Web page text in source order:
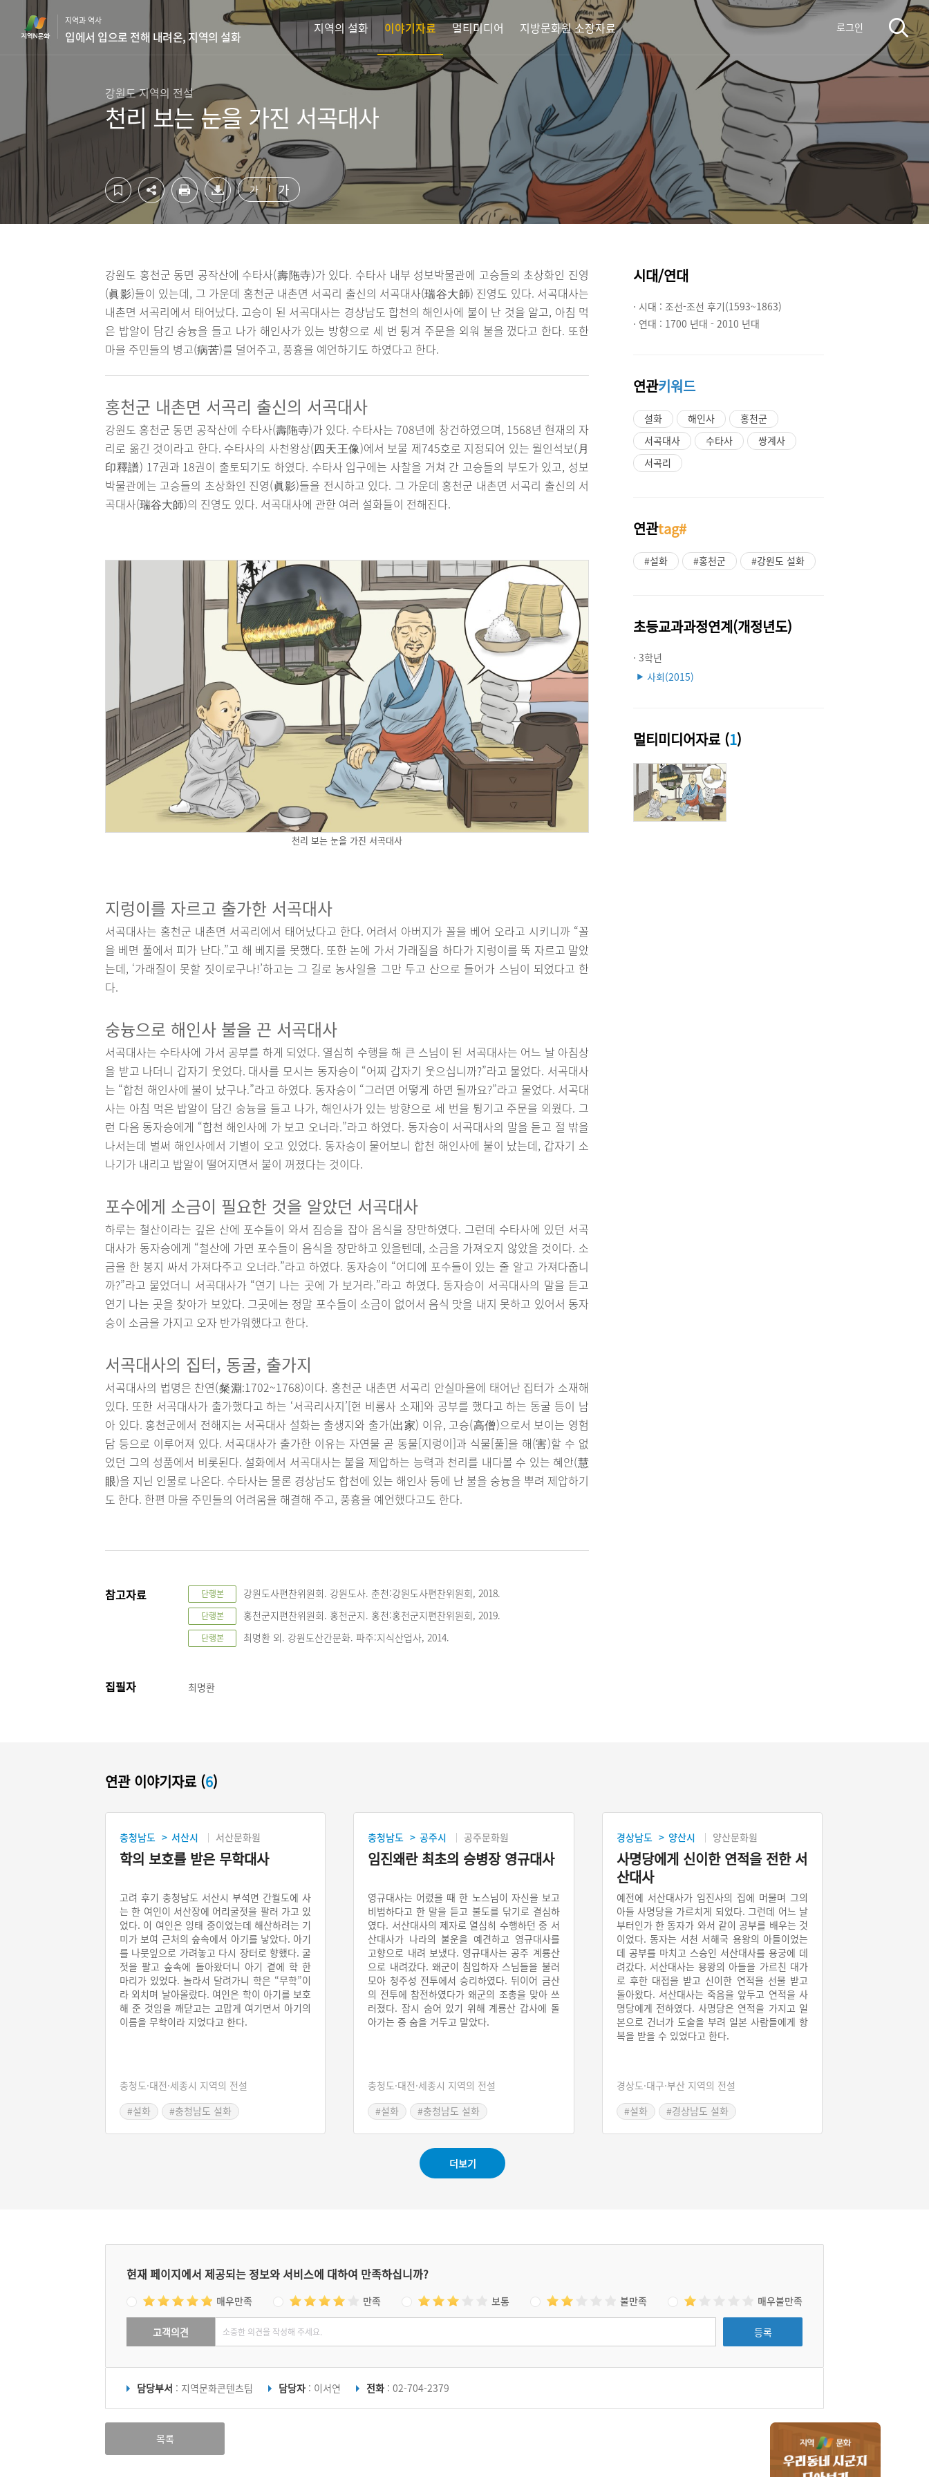
기
지역과 역사
입에서 입으로 전해 내려온, 지역의 설화
지역의 설화 이야기자료 멀티미디어 지방문화원 소장자료 로그인
강원도 지역의 전설
천리 보는 눈을 가진 서곡대사
가 가
강원도 홍천군 동면 공작산에 수타사(壽陁寺)가 있다. 수타사 내부 성보박물관에 고승들의 초상화인 진영
(眞影)들이 있는데, 그 가운데 홍천군 내촌면 서곡리 출신의 서곡대사(瑞谷大師) 진영도 있다. 서곡대사는
내촌면 서곡리에서 태어났다. 고승이 된 서곡대사는 경상남도 합천의 해인사에 불이 난 것을 알고, 아침 먹
은 밥알이 담긴 숭늉을 들고 나가 해인사가 있는 방향으로 세 번 튕겨 주문을 외워 불을 껐다고 한다. 또한
마을 주민들의 병고(病苦)를 덜어주고, 풍흉을 예언하기도 하였다고 한다.
홍천군 내촌면 서곡리 출신의 서곡대사
강원도 홍천군 동면 공작산에 수타사(壽陁寺)가 있다. 수타사는 708년에 창건하였으며, 1568년 현재의 자
리로 옮긴 것이라고 한다. 수타사의 사천왕상(四天王像)에서 보물 제745호로 지정되어 있는 월인석보(月
印釋譜) 17권과 18권이 출토되기도 하였다. 수타사 입구에는 사찰을 거쳐 간 고승들의 부도가 있고, 성보
박물관에는 고승들의 초상화인 진영(眞影)들을 전시하고 있다. 그 가운데 홍천군 내촌면 서곡리 출신의 서
곡대사(瑞谷大師)의 진영도 있다. 서곡대사에 관한 여러 설화들이 전해진다.
천리 보는 눈을 가진 서곡대사
지렁이를 자르고 출가한 서곡대사
서곡대사는 홍천군 내촌면 서곡리에서 태어났다고 한다. 어려서 아버지가 꼴을 베어 오라고 시키니까 “꼴
을 베면 풀에서 피가 난다.”고 해 베지를 못했다. 또한 논에 가서 가래질을 하다가 지렁이를 뚝 자르고 말았
는데, ‘가래질이 못할 짓이로구나!’하고는 그 길로 농사일을 그만 두고 산으로 들어가 스님이 되었다고 한
다.
숭늉으로 해인사 불을 끈 서곡대사
서곡대사는 수타사에 가서 공부를 하게 되었다. 열심히 수행을 해 큰 스님이 된 서곡대사는 어느 날 아침상
을 받고 나더니 갑자기 웃었다. 대사를 모시는 동자승이 “어찌 갑자기 웃으십니까?”라고 물었다. 서곡대사
는 “합천 해인사에 불이 났구나.”라고 하였다. 동자승이 “그러면 어떻게 하면 될까요?”라고 물었다. 서곡대
사는 아침 먹은 밥알이 담긴 숭늉을 들고 나가, 해인사가 있는 방향으로 세 번을 튕기고 주문을 외웠다. 그
런 다음 동자승에게 “합천 해인사에 가 보고 오너라.”라고 하였다. 동자승이 서곡대사의 말을 듣고 절 밖을
나서는데 벌써 해인사에서 기별이 오고 있었다. 동자승이 물어보니 합천 해인사에 불이 났는데, 갑자기 소
나기가 내리고 밥알이 떨어지면서 불이 꺼졌다는 것이다.
포수에게 소금이 필요한 것을 알았던 서곡대사
하루는 철산이라는 깊은 산에 포수들이 와서 짐승을 잡아 음식을 장만하였다. 그런데 수타사에 있던 서곡
대사가 동자승에게 “철산에 가면 포수들이 음식을 장만하고 있을텐데, 소금을 가져오지 않았을 것이다. 소
금을 한 봉지 싸서 가져다주고 오너라.”라고 하였다. 동자승이 “어디에 포수들이 있는 줄 알고 가져다줍니
까?”라고 물었더니 서곡대사가 “연기 나는 곳에 가 보거라.”라고 하였다. 동자승이 서곡대사의 말을 듣고
연기 나는 곳을 찾아가 보았다. 그곳에는 정말 포수들이 소금이 없어서 음식 맛을 내지 못하고 있어서 동자
승이 소금을 가지고 오자 반가워했다고 한다.
서곡대사의 집터, 동굴, 출가지
서곡대사의 법명은 찬연(粲淵:1702~1768)이다. 홍천군 내촌면 서곡리 안실마을에 태어난 집터가 소재해
있다. 또한 서곡대사가 출가했다고 하는 ‘서곡리사지’[현 비룡사 소재]와 공부를 했다고 하는 동굴 등이 남
아 있다. 홍천군에서 전해지는 서곡대사 설화는 출생지와 출가(出家) 이유, 고승(高僧)으로서 보이는 영험
담 등으로 이루어져 있다. 서곡대사가 출가한 이유는 자연물 곧 동물[지렁이]과 식물[풀]을 해(害)할 수 없
었던 그의 성품에서 비롯된다. 설화에서 서곡대사는 불을 제압하는 능력과 천리를 내다볼 수 있는 혜안(慧
眼)을 지닌 인물로 나온다. 수타사는 물론 경상남도 합천에 있는 해인사 등에 난 불을 숭늉을 뿌려 제압하기
도 한다. 한편 마을 주민들의 어려움을 해결해 주고, 풍흉을 예언했다고도 한다.
참고자료 단행본 강원도사편찬위원회. 강원도사. 춘천:강원도사편찬위원회, 2018.
단행본 홍천군지편찬위원회. 홍천군지. 홍천:홍천군지편찬위원회, 2019.
단행본 최명환 외. 강원도산간문화. 파주:지식산업사, 2014.
집필자 최명환
시대/연대
· 시대 : 조선-조선 후기(1593~1863)
· 연대 : 1700 년대 - 2010 년대
연관키워드
설화 해인사
홍천군
서곡대사
수타사
쌍계사
서곡리
연관tag#
#설화 #홍천군 #강원도 설화
초등교과과정연계(개정년도)
· 3학년
▶ 사회(2015)
멀티미디어자료 (1)
연관 이야기자료 (6)
충청남도 > 서산시 서산문화원
학의 보호를 받은 무학대사
고려 후기 충청남도 서산시 부석면 간월도에 사
는 한 여인이 서산장에 어리굴젓을 팔러 가고 있
었다. 이 여인은 잉태 중이었는데 해산하려는 기
미가 보여 근처의 숲속에서 아기를 낳았다. 아기
를 나뭇잎으로 가려놓고 다시 장터로 향했다. 굴
젓을 팔고 숲속에 돌아왔더니 아기 곁에 학 한
마리가 있었다. 놀라서 달려가니 학은 “무학”이
라 외치며 날아올랐다. 여인은 학이 아기를 보호
해 준 것임을 깨닫고는 고맙게 여기면서 아기의
이름을 무학이라 지었다고 한다.
충청도·대전·세종시 지역의 전설
#설화
#충청남도 설화
충청남도 > 공주시 공주문화원
임진왜란 최초의 승병장 영규대사
영규대사는 어렸을 때 한 노스님이 자신을 보고
비범하다고 한 말을 듣고 불도를 닦기로 결심하
였다. 서산대사의 제자로 열심히 수행하던 중 서
산대사가 나라의 불운을 예견하고 영규대사를
고향으로 내려 보냈다. 영규대사는 공주 계룡산
으로 내려갔다. 왜군이 침입하자 스님들을 불러
모아 청주성 전투에서 승리하였다. 뒤이어 금산
의 전투에 참전하였다가 왜군의 조총을 맞아 쓰
러졌다. 잠시 숨어 있기 위해 계룡산 갑사에 돌
아가는 중 숨을 거두고 말았다.
충청도·대전·세종시 지역의 전설
#설화
#충청남도 설화
경상남도 > 양산시 양산문화원
사명당에게 신이한 연적을 전한 서
산대사
예전에 서산대사가 임진사의 집에 머물며 그의
아들 사명당을 가르치게 되었다. 그런데 어느 날
부터인가 한 동자가 와서 같이 공부를 배우는 것
이었다. 동자는 서천 서해국 용왕의 아들이었는
데 공부를 마치고 스승인 서산대사를 용궁에 데
려갔다. 서산대사는 용왕의 아들을 가르친 대가
로 후한 대접을 받고 신이한 연적을 선물 받고
돌아왔다. 서산대사는 죽음을 앞두고 연적을 사
명당에게 전하였다. 사명당은 연적을 가지고 일
본으로 건너가 도술을 부려 일본 사람들에게 항
복을 받을 수 있었다고 한다.
경상도·대구·부산 지역의 전설
#설화
#경상남도 설화
더보기
현재 페이지에서 제공되는 정보와 서비스에 대하여 만족하십니까?
매우만족 만족 보통 불만족 매우불만족
고객의견 등록
담당부서 : 지역문화콘텐츠팀 담당자 : 이서연 전화 : 02-704-2379
목록